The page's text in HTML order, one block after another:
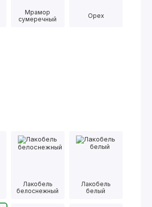
Мрамор
сумеречный
Орех
Лакобель
белоснежный
Лакобель
белый